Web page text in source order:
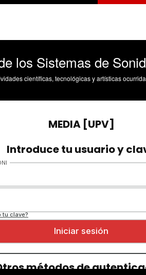
los Sistemas de
científicas, tecnológicas y artísticas